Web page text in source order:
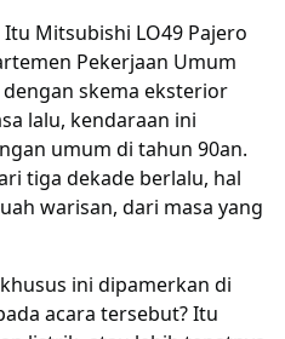
Mitsubishi LO49 Pajero
Pekerjaan Umum
dengan skema eksterior
lalu, kendaraan ini
umum di tahun 90an.
tiga dekade berlalu, hal
warisan, dari masa yang
ini dipamerkan di
acara tersebut? Itu